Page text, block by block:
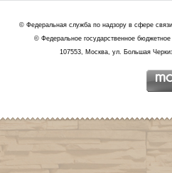
© Федеральная служба по надзору в сфере
© Федеральное государственное
107553, Москва, ул. Большая